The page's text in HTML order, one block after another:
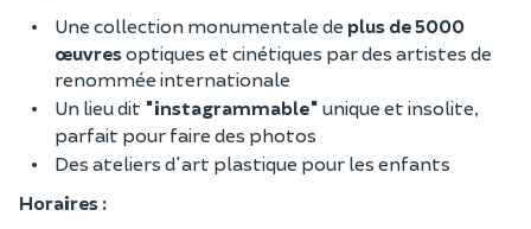
Une collection monumentale de plus de 5000
œuvresoptiques et cinétiques par des artistes de
renommée internationale
Un lieu dit "instagrammable" unique et insolite,
parfait pour faire des photos
Des ateliers d'art plastique pour les enfants
Horaires :